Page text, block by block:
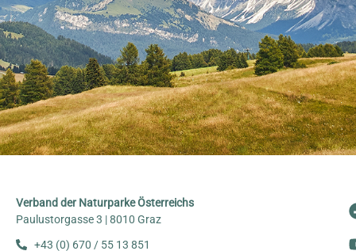
Verband der Naturparke Österreichs
Paulustorgasse 3 | 8010 Graz
+43 (0) 670 / 55 13 851